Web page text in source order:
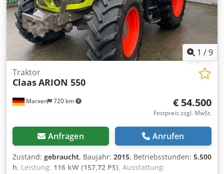
1 /9
Marxen 720 km
Traktor
ClaasARION 550
€ 54.500
Festpreis zzgl. MwSt.
Anfragen Anrufen
Zustand: gebraucht, Baujahr: 2015, Betriebsstunden: 5.500
h, Leistung: 116 kW (157,72 PS), Ausstattung: